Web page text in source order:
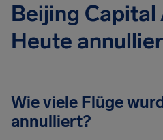
Beijing Capital
Heute
Wie viele Flüge
annulliert?